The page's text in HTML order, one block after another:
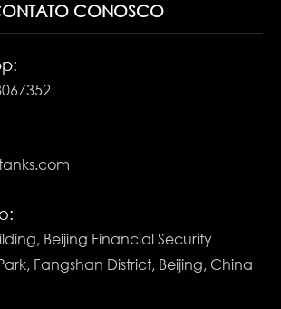
CONOSCO
Beijing Financial Security
Fangshan District, Beijing, China